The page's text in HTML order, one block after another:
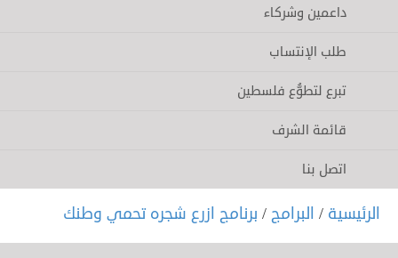
داعمين وشركاء
طلب الإنتساب
تبرع لتطوُّع فلسطين
قائمة الشرف
اتصل بنا
الرئيسية / البرامج / برنامج ازرع شجره تحمي وطنك